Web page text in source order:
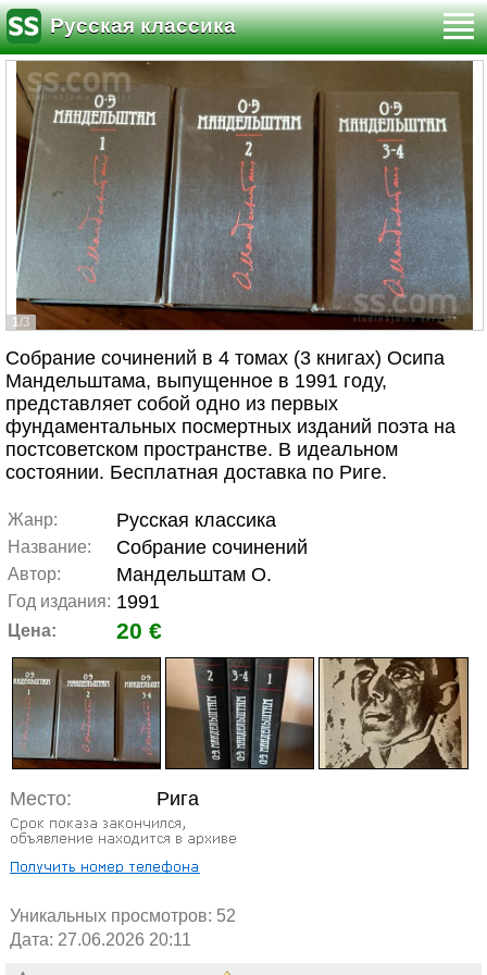
Русская классика
1/3
Собрание сочинений в 4 томах (3 книгах) Осипа
Мандельштама, выпущенное в 1991 году,
представляет собой одно из первых
фундаментальных посмертных изданий поэта на
постсоветском пространстве. В идеальном
состоянии. Бесплатная доставка по Риге.
Жанр: Русская классика
Название: Собрание сочинений
Автор: Мандельштам О.
Год издания: 1991
Цена: 20 €
Место: Рига
Уникальных просмотров: 52
Дата: 27.06.2026 20:11